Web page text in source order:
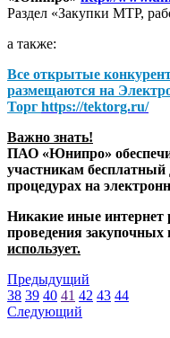
Раздел «Закупки МТР,
а также:
Все открытые
размещаются на
Торг https://tektorg.ru/
Важно знать!
ПАО «Юнипро»
участникам
процедурах на
Никакие иные интернет
проведения
использует.
Предыдущий
38 39 40 41 42 43 44
Следующий